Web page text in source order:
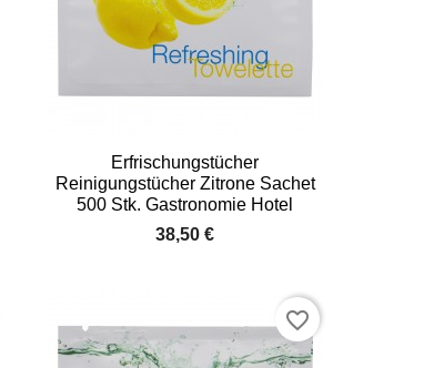
Erfrischungstücher
Reinigungstücher Zitrone Sachet
500 Stk. Gastronomie Hotel
38,50 €
Vorschau
favorite_border